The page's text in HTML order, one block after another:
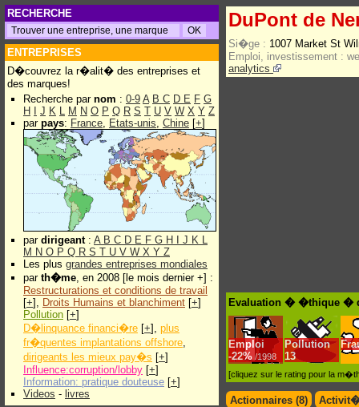
RECHERCHE
ENTREPRISES
D�couvrez la r�alit� des entreprises et
des marques!
Recherche par nom : 0-9 A B C D E F G
H
J K L M N O P Q R S T U V W X Y Z
par pays: France, Etats-unis, Chine [+]
par dirigeant: A B C D E F G H J K L
M N O P Q R S T U V W X Y Z
Les plus grandes entreprises mondiales
par th�me, en 2008 [le mois dernier +] :
Restructurations et conditions de travail
[+], Droits Humains et blanchiment [+]
Pollution [+]
D�linquance financi�re [+], plus
fr�quentes implantations offshore,
dirigeants les mieux pay�s [+]
Influence:corruption/lobby [+]
Information: pratique douteuse [+]
Videos - livres
DuPont de
Si�ge : 1007 Market St
Emploi, investissement :
analytics
Evaluation � �thique �
Emploi
-22% /1998
Pollution
13
[cliquez sur le rating pour la
Actionnaires (8)